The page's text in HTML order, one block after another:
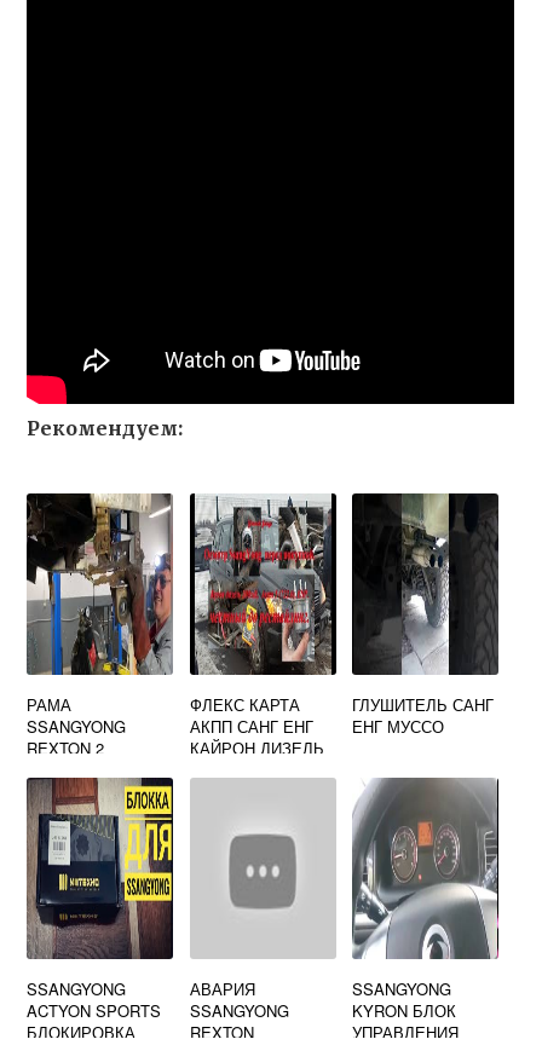
Рекомендуем:
РАМА
SSANGYONG
REXTON 2
ФЛЕКС КАРТА
АКПП САНГ ЕНГ
КАЙРОН ДИЗЕЛЬ
ГЛУШИТЕЛЬ САНГ
ЕНГ МУССО
SSANGYONG
ACTYON SPORTS
БЛОКИРОВКА
АВАРИЯ
SSANGYONG
REXTON
SSANGYONG
KYRON БЛОК
УПРАВЛЕНИЯ